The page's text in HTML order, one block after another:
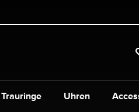
Uhren
Trauringe